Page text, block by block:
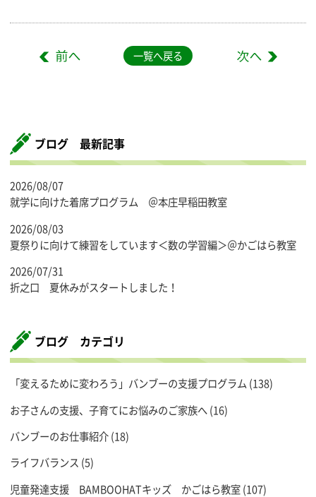
一覧へ戻る
ブログ 最新記事
2026/08/07
就学に向けた着席プログラム ＠本庄早稲田教室
2026/08/03
夏祭りに向けて練習をしています＜数の学習編＞＠かごはら教室
2026/07/31
折之口 夏休みがスタートしました！
ブログ カテゴリ
「変えるために変わろう」バンブーの支援プログラム (138)
お子さんの支援、子育てにお悩みのご家族へ(16)
バンブーのお仕事紹介(18)
ライフバランス (5)
児童発達支援 BAMBOOHATキッズ かごはら教室(107)